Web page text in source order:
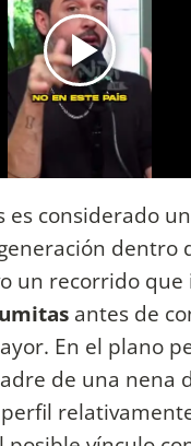
es considerado
dentro
un recorrido que
antes de
En el plano
de una nena